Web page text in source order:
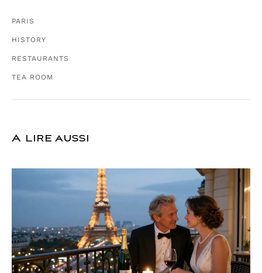
PARIS
HISTORY
RESTAURANTS
TEA ROOM
A lire aussi